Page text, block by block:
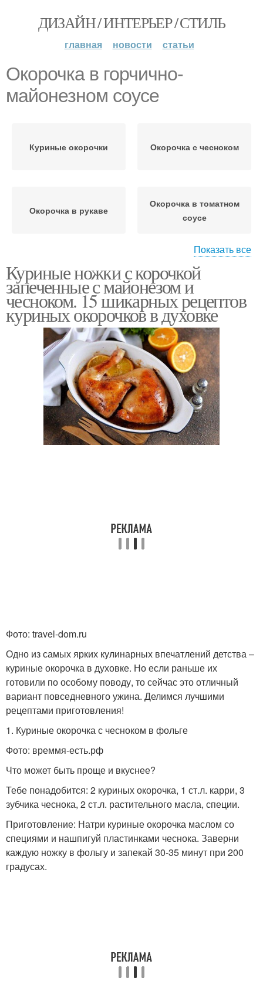
ДИЗАЙН / ИНТЕРЬЕР / СТИЛЬ
главная новости статьи
Окорочка в горчично-
майонезном соусе
Куриные окорочки Окорочка с чесноком
Окорочка в рукаве
Окорочка в томатном
соусе
Окорочка с майонезом Окорочка с картошкой
Окорочка с овощами Окорочка под сыром
Окорочка в духовке Ножки в соевом соусе
Показать все
Куриные ножки с корочкой
запеченные с майонезом и
чесноком. 15 шикарных рецептов
куриных окорочков в духовке
Фото: travel-dom.ru
Одно из самых ярких кулинарных впечатлений детства –
куриные окорочка в духовке. Но если раньше их
готовили по особому поводу, то сейчас это отличный
вариант повседневного ужина. Делимся лучшими
рецептами приготовления!
1. Куриные окорочка с чесноком в фольге
Фото: времмя-есть.рф
Что может быть проще и вкуснее?
Тебе понадобится: 2 куриных окорочка, 1 ст.л. карри, 3
зубчика чеснока, 2 ст.л. растительного масла, специи.
Приготовление: Натри куриные окорочка маслом со
специями и нашпигуй пластинками чеснока. Заверни
каждую ножку в фольгу и запекай 30-35 минут при 200
градусах.